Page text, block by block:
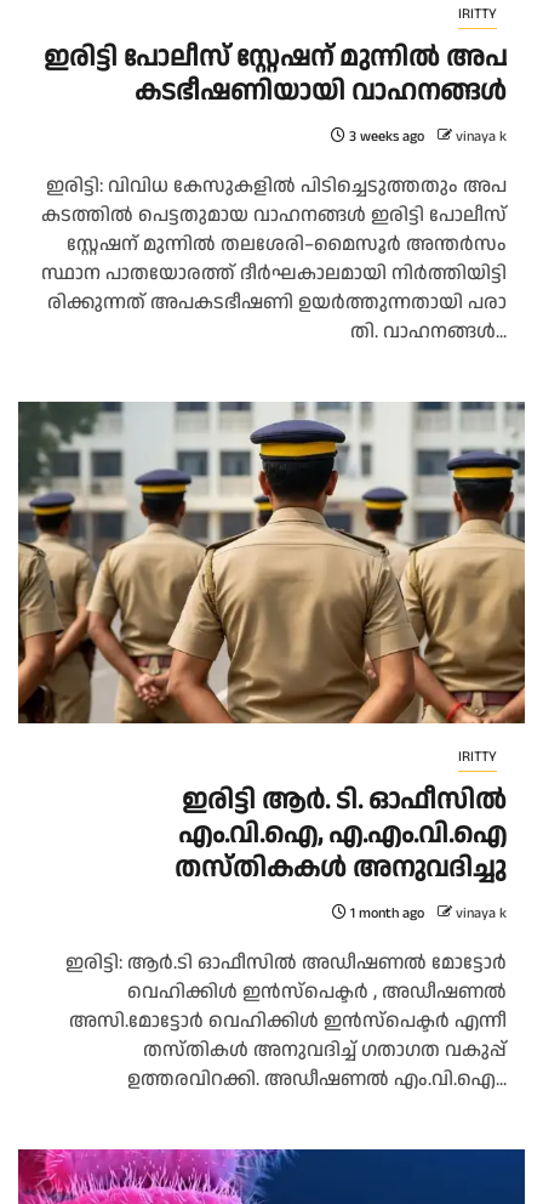
IRITTY
ഇ​രി​ട്ടി പോ​ലീ​സ് സ്റ്റേ​ഷ​ന് മു​ന്നി​ൽ അ​പ​
ക​ട​ഭീ​ഷ​ണിയായി വാ​ഹ​ന​ങ്ങ​ൾ
3 weeks ago vinaya k
ഇ​രി​ട്ടി: വി​വി​ധ കേ​സു​ക​ളി​ൽ പി​ടി​ച്ചെ​ടു​ത്ത​തും അ​പ​
ക​ട​ത്തി​ൽ പെ​ട്ട​തു​മാ​യ വാ​ഹ​ന​ങ്ങ​ൾ ഇ​രി​ട്ടി പോ​ലീ​സ്
സ്റ്റേ​ഷ​ന് മു​ന്നി​ൽ ത​ല​ശേ​രി–​മൈ​സൂ​ർ അ​ന്ത​ർ​സം​
സ്ഥാ​ന പാ​ത​യോ​ര​ത്ത് ദീ​ർ​ഘ​കാ​ല​മാ​യി നി​ർ​ത്തി​യി​ട്ടി​
രി​ക്കു​ന്ന​ത് അ​പ​ക​ട​ഭീ​ഷ​ണി ഉ​യ​ർ​ത്തു​ന്ന​താ​യി പ​രാ​
തി. വാ​ഹ​ന​ങ്ങ​ൾ...
IRITTY
ഇരിട്ടി ആർ. ടി. ഓഫീസിൽ
എം.വി.ഐ, എ.എം.വി.ഐ
തസ്തികകൾ അനുവദിച്ചു
1 month ago vinaya k
ഇരിട്ടി: ആർ.ടി ഓഫീസിൽ അഡീഷണൽ മോട്ടോർ
വെഹിക്കിൾ ഇൻസ്പെക്ടർ , അഡീഷണൽ
അസി.മോട്ടോർ വെഹിക്കിൾ ഇൻസ്പെക്ടർ എന്നീ
തസ്തികൾ അനുവദിച്ച് ഗതാഗത വകുപ്പ്
ഉത്തരവിറക്കി. അഡീഷണൽ എം.വി.ഐ...